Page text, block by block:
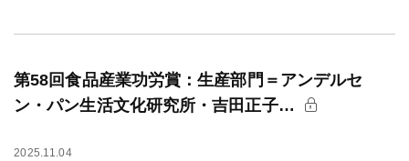
第58回食品産業功労賞：生産部門＝アンデルセ
ン・パン生活文化研究所・吉田正子…
2025.11.04